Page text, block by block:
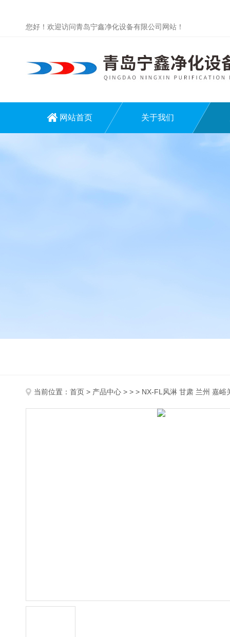
您好！欢迎访问青岛宁鑫净化设备有限公司网站！
网站首页 关于我们
当前位置： 首页 > 产品中心 > > > NX-FL风淋 甘肃 兰州 嘉